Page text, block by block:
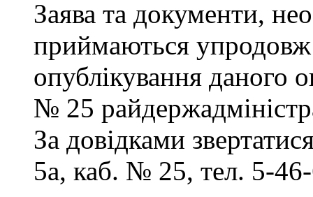
Заява та документи,
приймаються упродовж
опублікування даного
№ 25
За довідками
5а, каб. № 25, тел. 5-